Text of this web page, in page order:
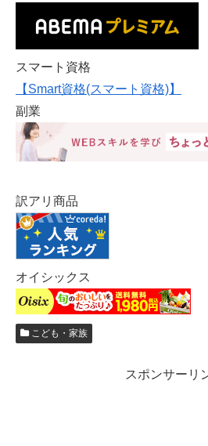
スマート資格
【Smart資格(スマート資格)】
副業
訳アリ商品
オイシックス
こども・家族
スポンサーリ